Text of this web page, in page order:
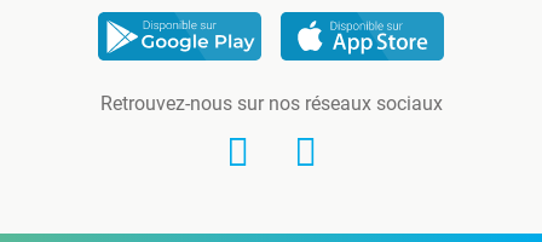
Retrouvez-nous sur nos réseaux sociaux